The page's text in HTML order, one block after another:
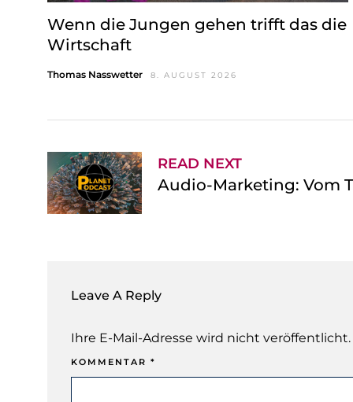
h
l
Wenn die Jungen gehen trifft das die
Wirtschaft
Thomas Nasswetter 8. AUGUST 2026
READ NEXT
Audio-Marketing: Vom
Leave A Reply
Ihre E-Mail-Adresse wird nicht
KOMMENTAR *